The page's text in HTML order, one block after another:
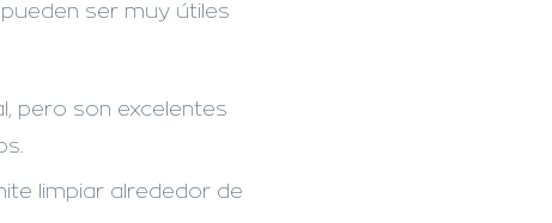
ser muy útiles
pero son excelentes
limpiar alrededor de